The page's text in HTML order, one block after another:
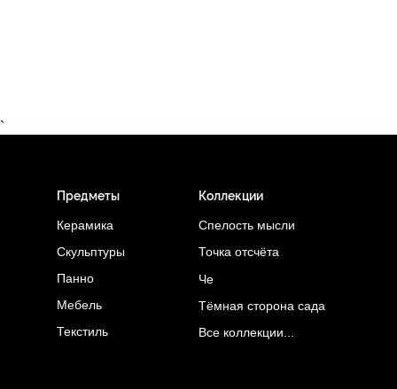
`
Панно
Предметы Коллекции
Все коллекции...
Мебель
Текстиль
Тёмная сторона сада
Че
Точка отсчёта
Спелость мысли
Керамика
Скульптуры